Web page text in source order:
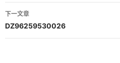
导
航
下一文章
DZ96259530026